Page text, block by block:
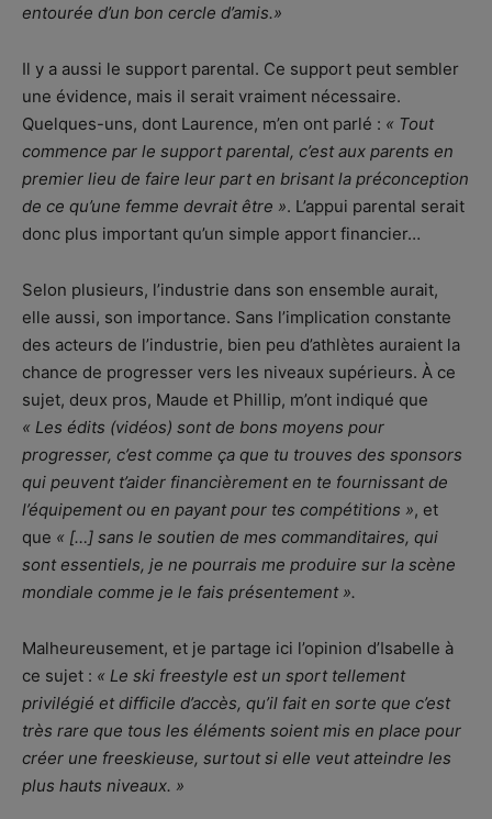
entourée d’un bon cercle d’amis.»
Il y a aussi le support parental. Ce support peut sembler
une évidence, mais il serait vraiment nécessaire.
Quelques-uns, dont Laurence, m’en ont parlé : « Tout
commence par le support parental, c’est aux parents en
premier lieu de faire leur part en brisant la préconception
de ce qu’une femme devrait être ». L’appui parental serait
donc plus important qu’un simple apport financier…
Selon plusieurs, l’industrie dans son ensemble aurait,
elle aussi, son importance. Sans l’implication constante
des acteurs de l’industrie, bien peu d’athlètes auraient la
chance de progresser vers les niveaux supérieurs. À ce
sujet, deux pros, Maude et Phillip, m’ont indiqué que
« Les édits (vidéos) sont de bons moyens pour
progresser, c’est comme ça que tu trouves des sponsors
qui peuvent t’aider financièrement en te fournissant de
l’équipement ou en payant pour tes compétitions », et
que « […] sans le soutien de mes commanditaires, qui
sont essentiels, je ne pourrais me produire sur la scène
mondiale comme je le fais présentement ».
Malheureusement, et je partage ici l’opinion d’Isabelle à
ce sujet : « Le ski freestyle est un sport tellement
privilégié et difficile d’accès, qu’il fait en sorte que c’est
très rare que tous les éléments soient mis en place pour
créer une freeskieuse, surtout si elle veut atteindre les
plus hauts niveaux. »